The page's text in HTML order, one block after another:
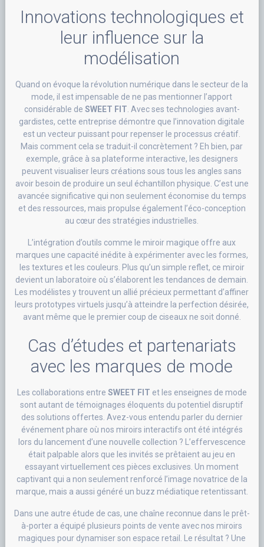
Innovations technologiques et
leur influence sur la
modélisation
Quand on évoque la révolution numérique dans le secteur de la
mode, il est impensable de ne pas mentionner l’apport
considérable de SWEET FIT. Avec ses technologies avant-
gardistes, cette entreprise démontre que l’innovation digitale
est un vecteur puissant pour repenser le processus créatif.
Mais comment cela se traduit-il concrètement ? Eh bien, par
exemple, grâce à sa plateforme interactive, les designers
peuvent visualiser leurs créations sous tous les angles sans
avoir besoin de produire un seul échantillon physique. C’est une
avancée significative qui non seulement économise du temps
et des ressources, mais propulse également l’éco-conception
au cœur des stratégies industrielles.
L’intégration d’outils comme le miroir magique offre aux
marques une capacité inédite à expérimenter avec les formes,
les textures et les couleurs. Plus qu’un simple reflet, ce miroir
devient un laboratoire où s’élaborent les tendances de demain.
Les modélistes y trouvent un allié précieux permettant d’affiner
leurs prototypes virtuels jusqu’à atteindre la perfection désirée,
avant même que le premier coup de ciseaux ne soit donné.
Cas d’études et partenariats
avec les marques de mode
Les collaborations entre SWEET FIT et les enseignes de mode
sont autant de témoignages éloquents du potentiel disruptif
des solutions offertes. Avez-vous entendu parler du dernier
événement phare où nos miroirs interactifs ont été intégrés
lors du lancement d’une nouvelle collection ? L’effervescence
était palpable alors que les invités se prêtaient au jeu en
essayant virtuellement ces pièces exclusives. Un moment
captivant qui a non seulement renforcé l’image novatrice de la
marque, mais a aussi généré un buzz médiatique retentissant.
Dans une autre étude de cas, une chaîne reconnue dans le prêt-
à-porter a équipé plusieurs points de vente avec nos miroirs
magiques pour dynamiser son espace retail. Le résultat ? Une